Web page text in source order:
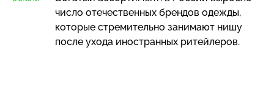
число отечественных брендов одежды,
которые стремительно занимают нишу
после ухода иностранных ритейлеров.